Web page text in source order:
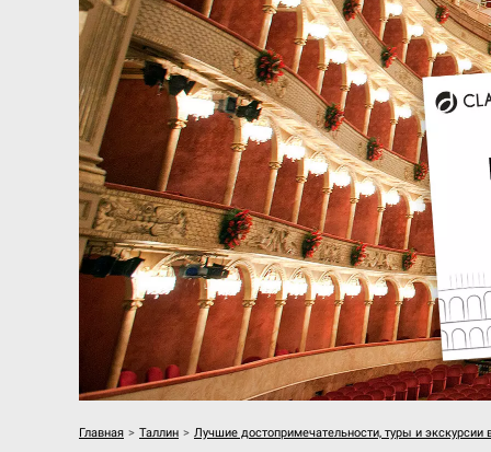
Главная > Таллин > Лучшие достопримечательности, туры и экскурсии